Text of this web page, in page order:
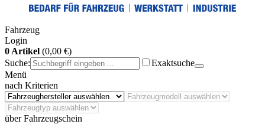
Fahrzeug
Login
0 Artikel (0,00 €)
Suche:
Exaktsuche
Menü
nach Kriterien
über Fahrzeugschein